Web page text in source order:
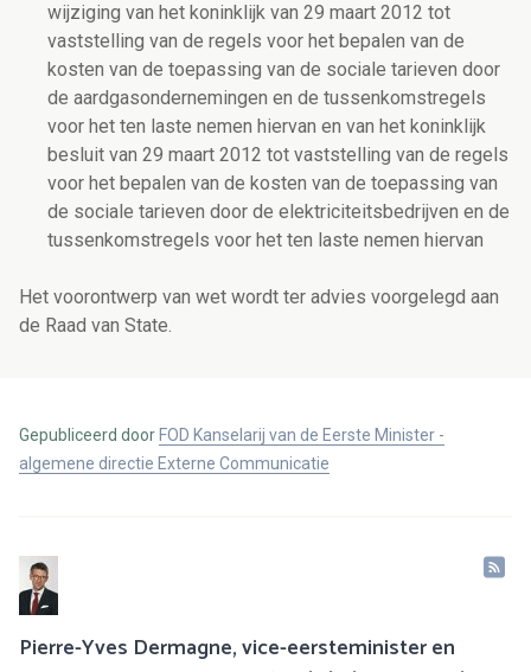
wijziging van het koninklijk van 29 maart 2012 tot
vaststelling van de regels voor het bepalen van de
kosten van de toepassing van de sociale tarieven door
de aardgasondernemingen en de tussenkomstregels
voor het ten laste nemen hiervan en van het koninklijk
besluit van 29 maart 2012 tot vaststelling van de regels
voor het bepalen van de kosten van de toepassing van
de sociale tarieven door de elektriciteitsbedrijven en de
tussenkomstregels voor het ten laste nemen hiervan
Het voorontwerp van wet wordt ter advies voorgelegd aan
de Raad van State.
Gepubliceerd door FOD Kanselarij van de Eerste Minister -
algemene directie Externe Communicatie
Pierre-Yves Dermagne, vice-eersteminister en